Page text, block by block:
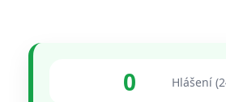
0 Hlášení